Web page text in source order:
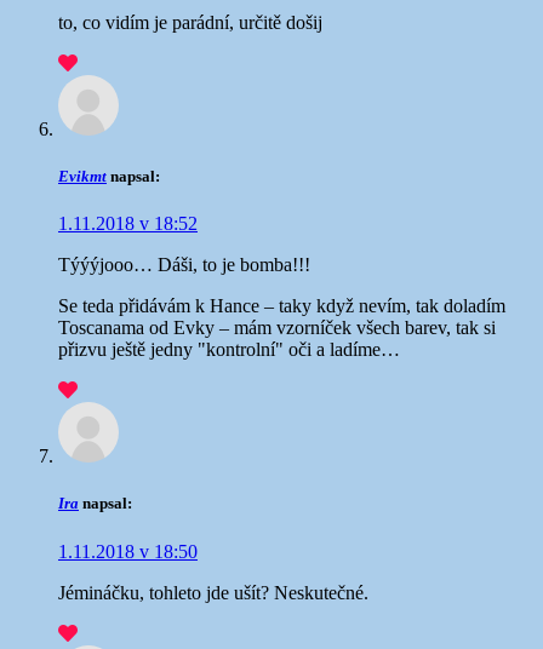
to, co vidím je parádní, určitě došij
Evikmt napsal:
1.11.2018 v 18:52
Týýýjooo… Dáši, to je bomba!!!
Se teda přidávám k Hance – taky když nevím, tak doladím
Toscanama od Evky – mám vzorníček všech barev, tak si
přizvu ještě jedny "kontrolní" oči a ladíme…
Ira napsal:
1.11.2018 v 18:50
Jémináčku, tohleto jde ušít? Neskutečné.